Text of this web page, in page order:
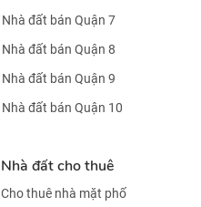
Nhà đất bán Quận 7
Nhà đất bán Quận 8
Nhà đất bán Quận 9
Nhà đất bán Quận 10
Nhà đất cho thuê
Cho thuê nhà mặt phố